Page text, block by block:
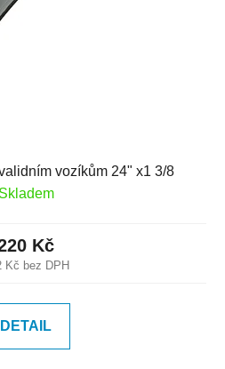
vozíkům 24" x1 3/8
Skladem
Kč bez DPH
Kč
DETAIL